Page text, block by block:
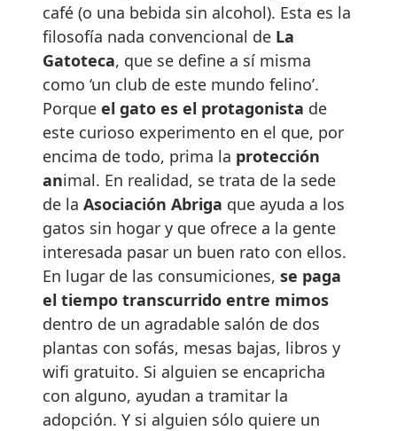
café (o una bebida sin alcohol). Esta es la
filosofía nada convencional de La
Gatoteca, que se define a sí misma
como ‘un club de este mundo felino’.
Porque el gato es el protagonista de
este curioso experimento en el que, por
encima de todo, prima la protección
animal. En realidad, se trata de la sede
de la Asociación Abriga que ayuda a los
gatos sin hogar y que ofrece a la gente
interesada pasar un buen rato con ellos.
En lugar de las consumiciones, se paga
el tiempo transcurrido entre mimos
dentro de un agradable salón de dos
plantas con sofás, mesas bajas, libros y
wifi gratuito. Si alguien se encapricha
con alguno, ayudan a tramitar la
adopción. Y si alguien sólo quiere un